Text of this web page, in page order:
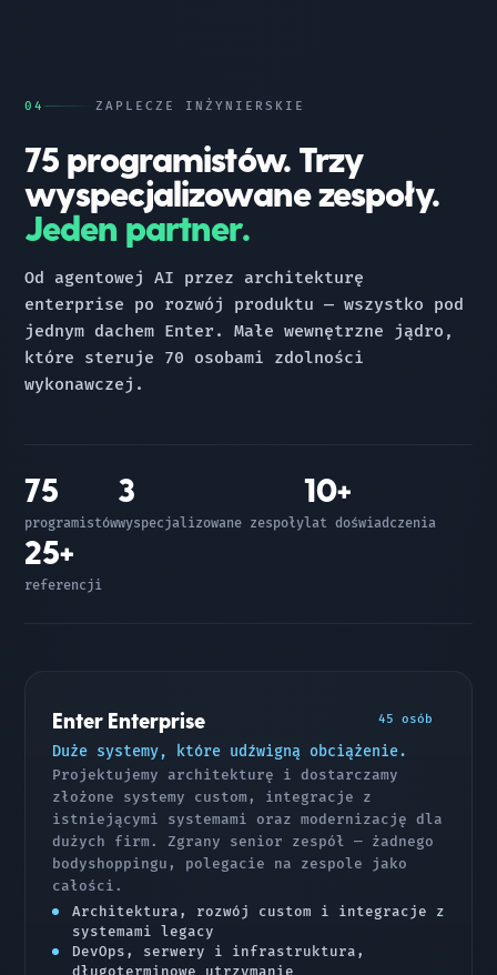
04 ZAPLECZE INŻYNIERSKIE
75 programistów. Trzy
wyspecjalizowane zespoły.
Jeden partner.
Od agentowej AI przez architekturę
enterprise po rozwój produktu — wszystko pod
jednym dachem Enter. Małe wewnętrzne jądro,
które steruje 70 osobami zdolności
wykonawczej.
75
programistów
3
wyspecjalizowane zespoły
10+
lat doświadczenia
25+
referencji
Enter Enterprise 45 osób
Duże systemy, które udźwigną obciążenie.
Projektujemy architekturę i dostarczamy
złożone systemy custom, integracje z
istniejącymi systemami oraz modernizację dla
dużych firm. Zgrany senior zespół — żadnego
bodyshoppingu, polegacie na zespole jako
całości.
Architektura, rozwój custom i integracje z
systemami legacy
DevOps, serwery i infrastruktura,
długoterminowe utrzymanie